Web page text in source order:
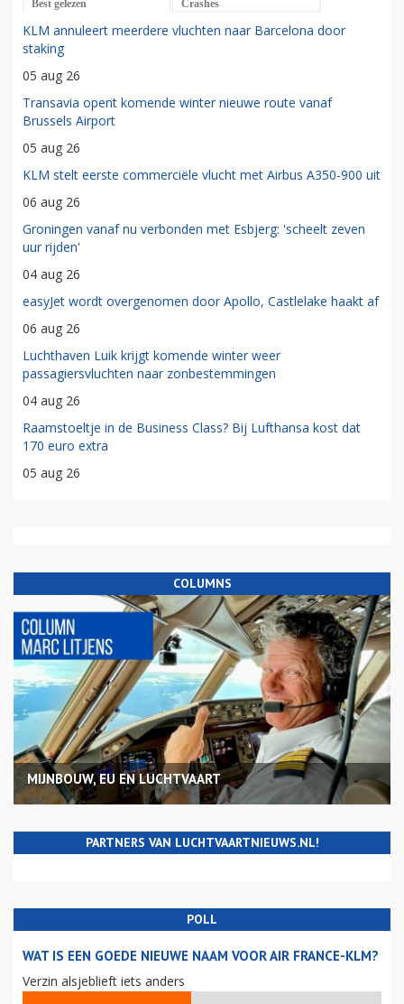
Best gelezen Crashes
KLM annuleert meerdere vluchten naar Barcelona door
staking
05 aug 26
Transavia opent komende winter nieuwe route vanaf
Brussels Airport
05 aug 26
KLM stelt eerste commerciële vlucht met Airbus A350-900 uit
06 aug 26
Groningen vanaf nu verbonden met Esbjerg: 'scheelt zeven
uur rijden'
04 aug 26
easyJet wordt overgenomen door Apollo, Castlelake haakt af
06 aug 26
Luchthaven Luik krijgt komende winter weer
passagiersvluchten naar zonbestemmingen
04 aug 26
Raamstoeltje in de Business Class? Bij Lufthansa kost dat
170 euro extra
05 aug 26
COLUMNS
MIJNBOUW, EU EN LUCHTVAART
PARTNERS VAN LUCHTVAARTNIEUWS.NL!
POLL
WAT IS EEN GOEDE NIEUWE NAAM VOOR AIR FRANCE-KLM?
Verzin alsjeblieft iets anders